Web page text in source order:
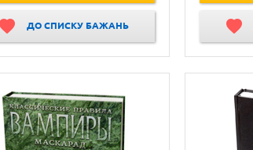
ДО СПИСКУ БАЖАНЬ